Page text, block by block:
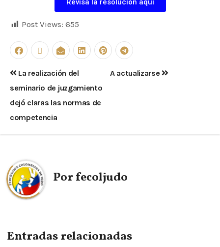
Revisa la resolución aquí
Post Views: 655
La realización del
seminario de juzgamiento
dejó claras las normas de
competencia
A actualizarse
Porfecoljudo
Entradas relacionadas